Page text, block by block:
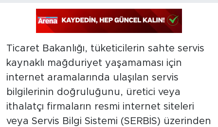
Ticaret Bakanlığı, tüketicilerin sahte servis
kaynaklı mağduriyet yaşamaması için
internet aramalarında ulaşılan servis
bilgilerinin doğruluğunu, üretici veya
ithalatçı firmaların resmi internet siteleri
veya Servis Bilgi Sistemi (SERBİS) üzerinden